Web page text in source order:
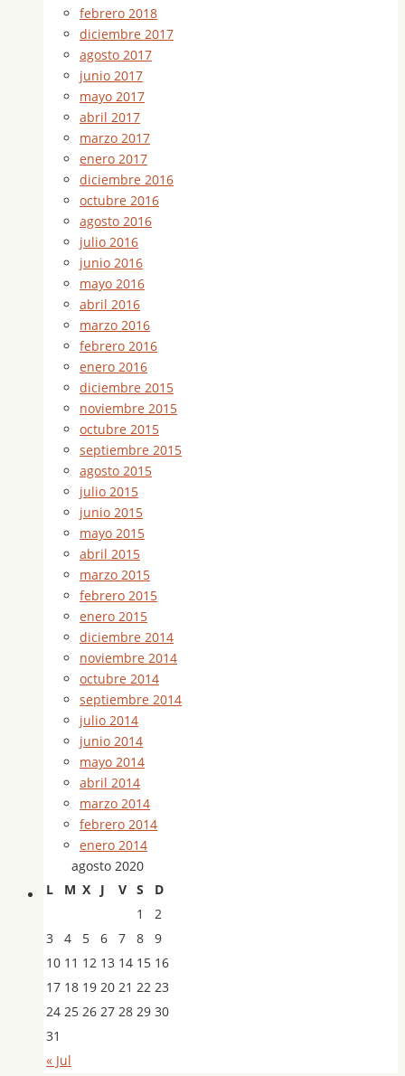
febrero 2018
diciembre 2017
agosto 2017
junio 2017
mayo 2017
abril 2017
marzo 2017
enero 2017
diciembre 2016
octubre 2016
agosto 2016
julio 2016
junio 2016
mayo 2016
abril 2016
marzo 2016
febrero 2016
enero 2016
diciembre 2015
noviembre 2015
octubre 2015
septiembre 2015
agosto 2015
julio 2015
junio 2015
mayo 2015
abril 2015
marzo 2015
febrero 2015
enero 2015
diciembre 2014
noviembre 2014
octubre 2014
septiembre 2014
julio 2014
junio 2014
mayo 2014
abril 2014
marzo 2014
febrero 2014
enero 2014
agosto 2020
L
M X J V S D
« Jul
1
2
3
4 5 6 7 8
9
10 11 12 13 14 15 16
17 18 19 20 21 22 23
24 25 26 27 28 29 30
31